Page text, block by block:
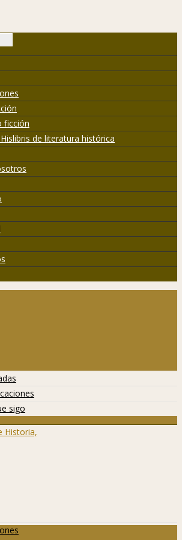
ficción
de literatura histórica
sigo